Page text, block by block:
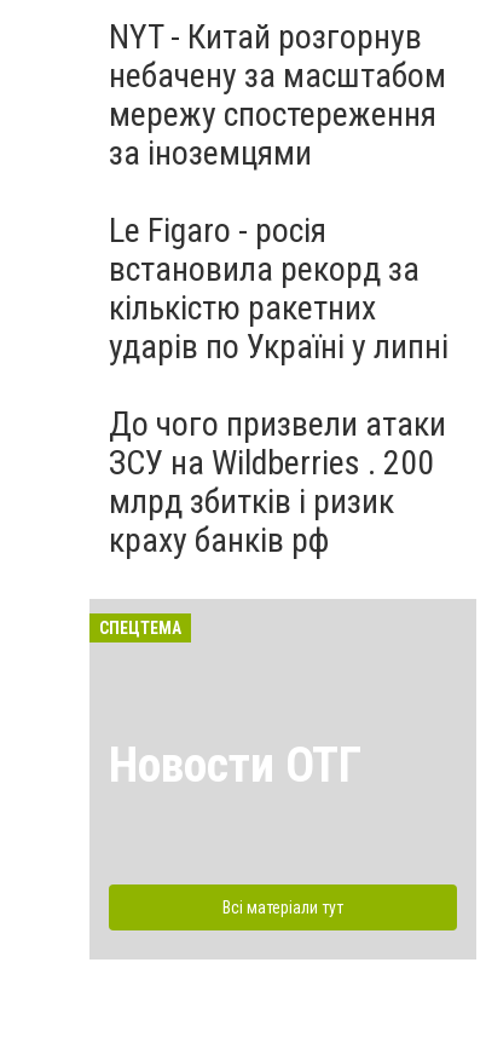
NYT - Китай розгорнув
небачену за масштабом
мережу спостереження
за іноземцями
Le Figaro - росія
встановила рекорд за
кількістю ракетних
ударів по Україні у липні
До чого призвели атаки
ЗСУ на Wildberries . 200
млрд збитків і ризик
краху банків рф
СПЕЦТЕМА
Новости ОТГ
Всі матеріали тут